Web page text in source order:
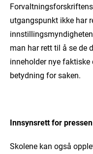
utgangspunkt ikke har
man har rett til å se de
inneholder nye
betydning for saken.
Innsynsrett for pressen
Skolene kan også